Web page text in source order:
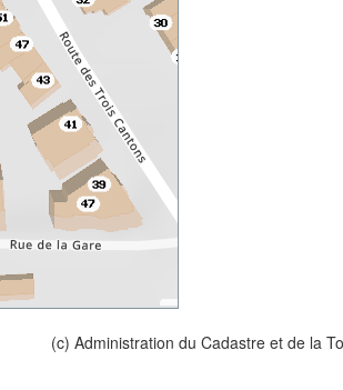
(c) Administration du Cadastre et de la